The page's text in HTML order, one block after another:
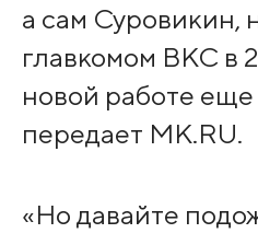
а сам Суровикин,
главкомом ВКС в
новой работе
передает МК.RU.
«Но давайте